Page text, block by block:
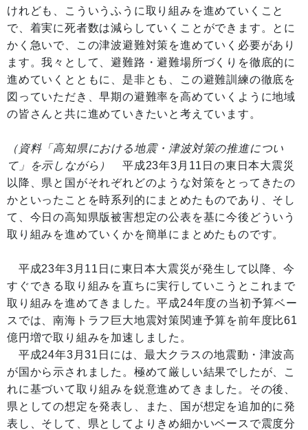
けれども、こういうふうに取り組みを進めていくこと
で、着実に死者数は減らしていくことができます。とに
かく急いで、この津波避難対策を進めていく必要があり
ます。我々として、避難路・避難場所づくりを徹底的に
進めていくとともに、是非とも、この避難訓練の徹底を
図っていただき、早期の避難率を高めていくように地域
の皆さんと共に進めていきたいと考えています。
（資料「高知県における地震・津波対策の推進につい
て」を示しながら）
平成23年3月11日の東日本大震災
以降、県と国がそれぞれどのような対策をとってきたの
かといったことを時系列的にまとめたものであり、そし
て、今日の高知県版被害想定の公表を基に今後どういう
取り組みを進めていくかを簡単にまとめたものです。
平成23年3月11日に東日本大震災が発生して以降、今
すぐできる取り組みを直ちに実行していこうとこれまで
取り組みを進めてきました。平成24年度の当初予算ベー
スでは、南海トラフ巨大地震対策関連予算を前年度比61
億円増で取り組みを加速しました。
平成24年3月31日には、最大クラスの地震動・津波高
が国から示されました。極めて厳しい結果でしたが、こ
れに基づいて取り組みを鋭意進めてきました。その後、
県としての想定を発表し、また、国が想定を追加的に発
表し、そして、県としてよりきめ細かいベースで震度分